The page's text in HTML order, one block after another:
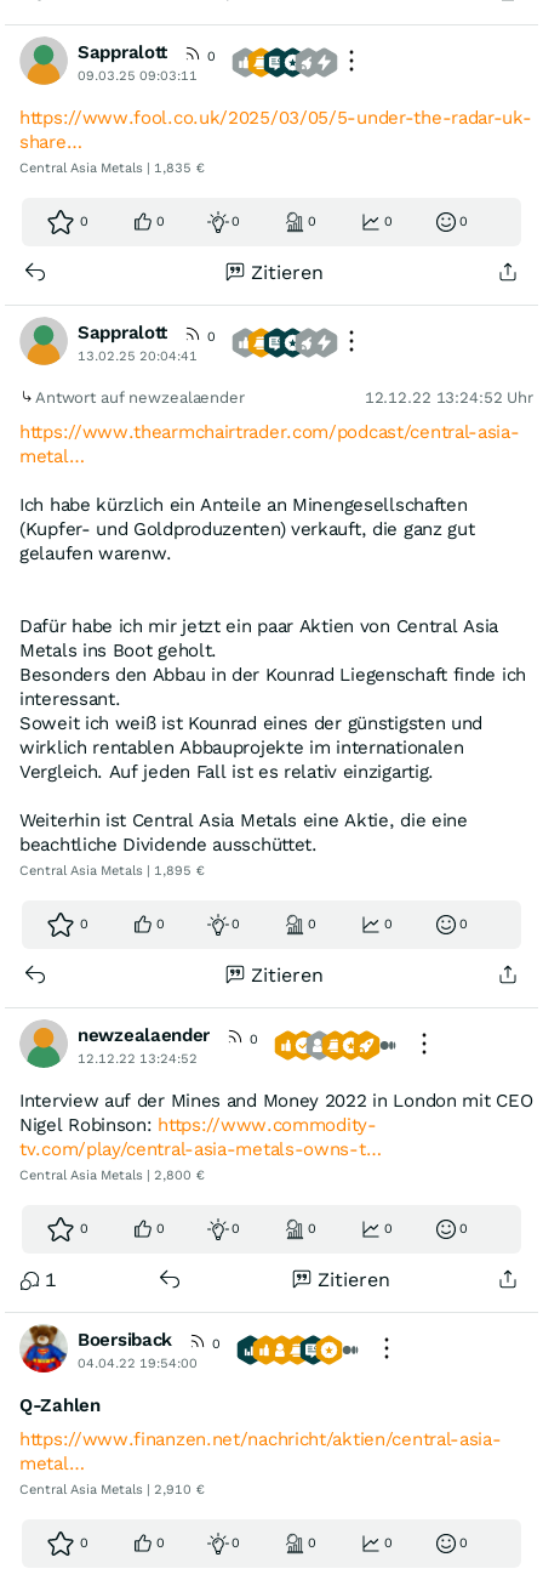
Sappralott
0
09.03.25 09:03:11
https://www.fool.co.uk/2025/03/05/5-under-the-radar-uk-
share…
Central Asia Metals | 1,835 €
0 0 0 0 0 0
Zitieren
Sappralott
0
13.02.25 20:04:41
Antwort auf newzealaender 12.12.22 13:24:52 Uhr
https://www.thearmchairtrader.com/podcast/central-asia-
metal…
Ich habe kürzlich ein Anteile an Minengesellschaften
(Kupfer- und Goldproduzenten) verkauft, die ganz gut
gelaufen warenw.
Dafür habe ich mir jetzt ein paar Aktien von Central Asia
Metals ins Boot geholt.
Besonders den Abbau in der Kounrad Liegenschaft finde ich
interessant.
Soweit ich weiß ist Kounrad eines der günstigsten und
wirklich rentablen Abbauprojekte im internationalen
Vergleich. Auf jeden Fall ist es relativ einzigartig.
Weiterhin ist Central Asia Metals eine Aktie, die eine
beachtliche Dividende ausschüttet.
Central Asia Metals | 1,895 €
0 0 0 0 0 0
Zitieren
newzealaender
0
12.12.22 13:24:52
Interview auf der Mines and Money 2022 in London mit CEO
Nigel Robinson: https://www.commodity-
tv.com/play/central-asia-metals-owns-t…
Central Asia Metals | 2,800 €
0 0 0 0 0 0
1 Zitieren
Boersiback
0
04.04.22 19:54:00
Q-Zahlen
https://www.finanzen.net/nachricht/aktien/central-asia-
metal…
Central Asia Metals | 2,910 €
0 0 0 0 0 0